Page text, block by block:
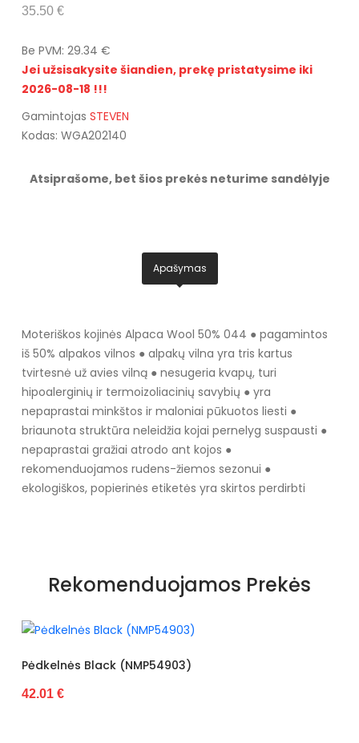
35.50 €
Be PVM: 29.34 €
Jei užsisakysite šiandien, prekę pristatysime iki
2026-08-18 !!!
Gamintojas STEVEN
Kodas: WGA202140
Atsiprašome, bet šios prekės neturime sandėlyje
Apašymas
Moteriškos kojinės Alpaca Wool 50% 044 ● pagamintos
iš 50% alpakos vilnos ● alpakų vilna yra tris kartus
tvirtesnė už avies vilną ● nesugeria kvapų, turi
hipoalerginių ir termoizoliacinių savybių ● yra
nepaprastai minkštos ir maloniai pūkuotos liesti ●
briaunota struktūra neleidžia kojai pernelyg suspausti ●
nepaprastai gražiai atrodo ant kojos ●
rekomenduojamos rudens-žiemos sezonui ●
ekologiškos, popierinės etiketės yra skirtos perdirbti
Rekomenduojamos Prekės
Pėdkelnės Black (NMP54903)
42.01 €